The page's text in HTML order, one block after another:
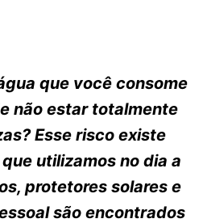
que você consome
não estar totalmente
Esse risco existe
utilizamos no dia a
protetores solares e
são encontrados